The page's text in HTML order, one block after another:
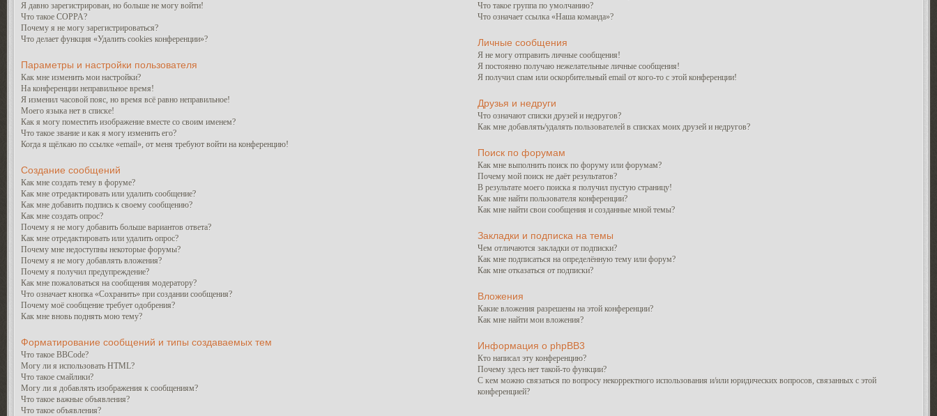
Я давно зарегистрирован, но больше не могу войти!
Что такое COPPA?
Почему я не могу зарегистрироваться?
Что делает функция «Удалить cookies конференции»?
Параметры и настройки пользователя
Как мне изменить мои настройки?
На конференции неправильное время!
Я изменил часовой пояс, но время всё равно неправильное!
Моего языка нет в списке!
Как я могу поместить изображение вместе со своим именем?
Что такое звание и как я могу изменить его?
Когда я щёлкаю по ссылке «email», от меня требуют войти на конференцию!
Создание сообщений
Как мне создать тему в форуме?
Как мне отредактировать или удалить сообщение?
Как мне добавить подпись к своему сообщению?
Как мне создать опрос?
Почему я не могу добавить больше вариантов ответа?
Как мне отредактировать или удалить опрос?
Почему мне недоступны некоторые форумы?
Почему я не могу добавлять вложения?
Почему я получил предупреждение?
Как мне пожаловаться на сообщения модератору?
Что означает кнопка «Сохранить» при создании сообщения?
Почему моё сообщение требует одобрения?
Как мне вновь поднять мою тему?
Форматирование сообщений и типы создаваемых тем
Что такое BBCode?
Могу ли я использовать HTML?
Что такое смайлики?
Могу ли я добавлять изображения к сообщениям?
Что такое важные объявления?
Что такое объявления?
Что такое группа по умолчанию?
Что означает ссылка «Наша команда»?
Личные сообщения
Я не могу отправить личные сообщения!
Я постоянно получаю нежелательные личные сообщения!
Я получил спам или оскорбительный email от кого-то с этой конференции!
Друзья и недруги
Что означают списки друзей и недругов?
Как мне добавлять/удалять пользователей в списках моих друзей и недругов?
Поиск по форумам
Как мне выполнить поиск по форуму или форумам?
Почему мой поиск не даёт результатов?
В результате моего поиска я получил пустую страницу!
Как мне найти пользователя конференции?
Как мне найти свои сообщения и созданные мной темы?
Закладки и подписка на темы
Чем отличаются закладки от подписки?
Как мне подписаться на определённую тему или форум?
Как мне отказаться от подписки?
Вложения
Какие вложения разрешены на этой конференции?
Как мне найти мои вложения?
Информация о phpBB3
Кто написал эту конференцию?
Почему здесь нет такой-то функции?
С кем можно связаться по вопросу некорректного использования и/или юридических вопросов, связанных с этой
конференцией?